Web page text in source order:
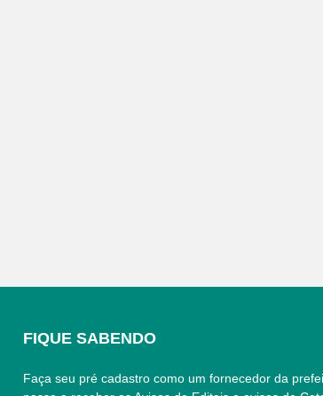
FIQUE SABENDO
Faça seu pré cadastro como um fornecedor da